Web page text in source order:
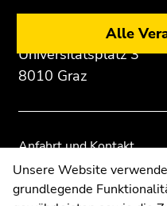
Donnerstag,
August
2026
August
2026
Samstag,
15.
Alle
Universität Graz
Universitätsplatz 3
8010 Graz
Anfahrt und Kontakt
Kommunikation und
Moodle
Unsere Website
grundlegende